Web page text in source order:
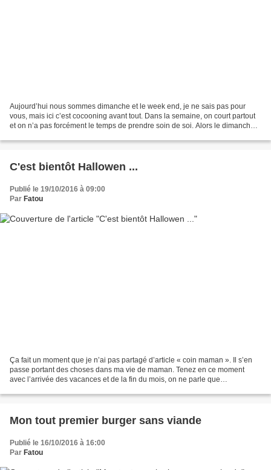
Aujourd’hui nous sommes dimanche et le week end, je ne sais pas pour
vous, mais ici c’est cocooning avant tout. Dans la semaine, on court partout
et on n’a pas forcément le temps de prendre soin de soi. Alors le dimanche,
C'est bientôt Hallowen ...
Publié le 19/10/2016 à 09:00
Par Fatou
Ça fait un moment que je n’ai pas partagé d’article « coin maman ». Il s’en
passe portant des choses dans ma vie de maman. Tenez en ce moment
avec l’arrivée des vacances et de la fin du mois, on ne parle que
Mon tout premier burger sans viande
Publié le 16/10/2016 à 16:00
Par Fatou